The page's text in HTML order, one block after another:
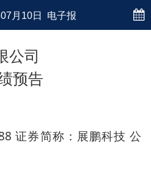
月10日 电子报
公司
预告
证券简称：展鹏科技 公